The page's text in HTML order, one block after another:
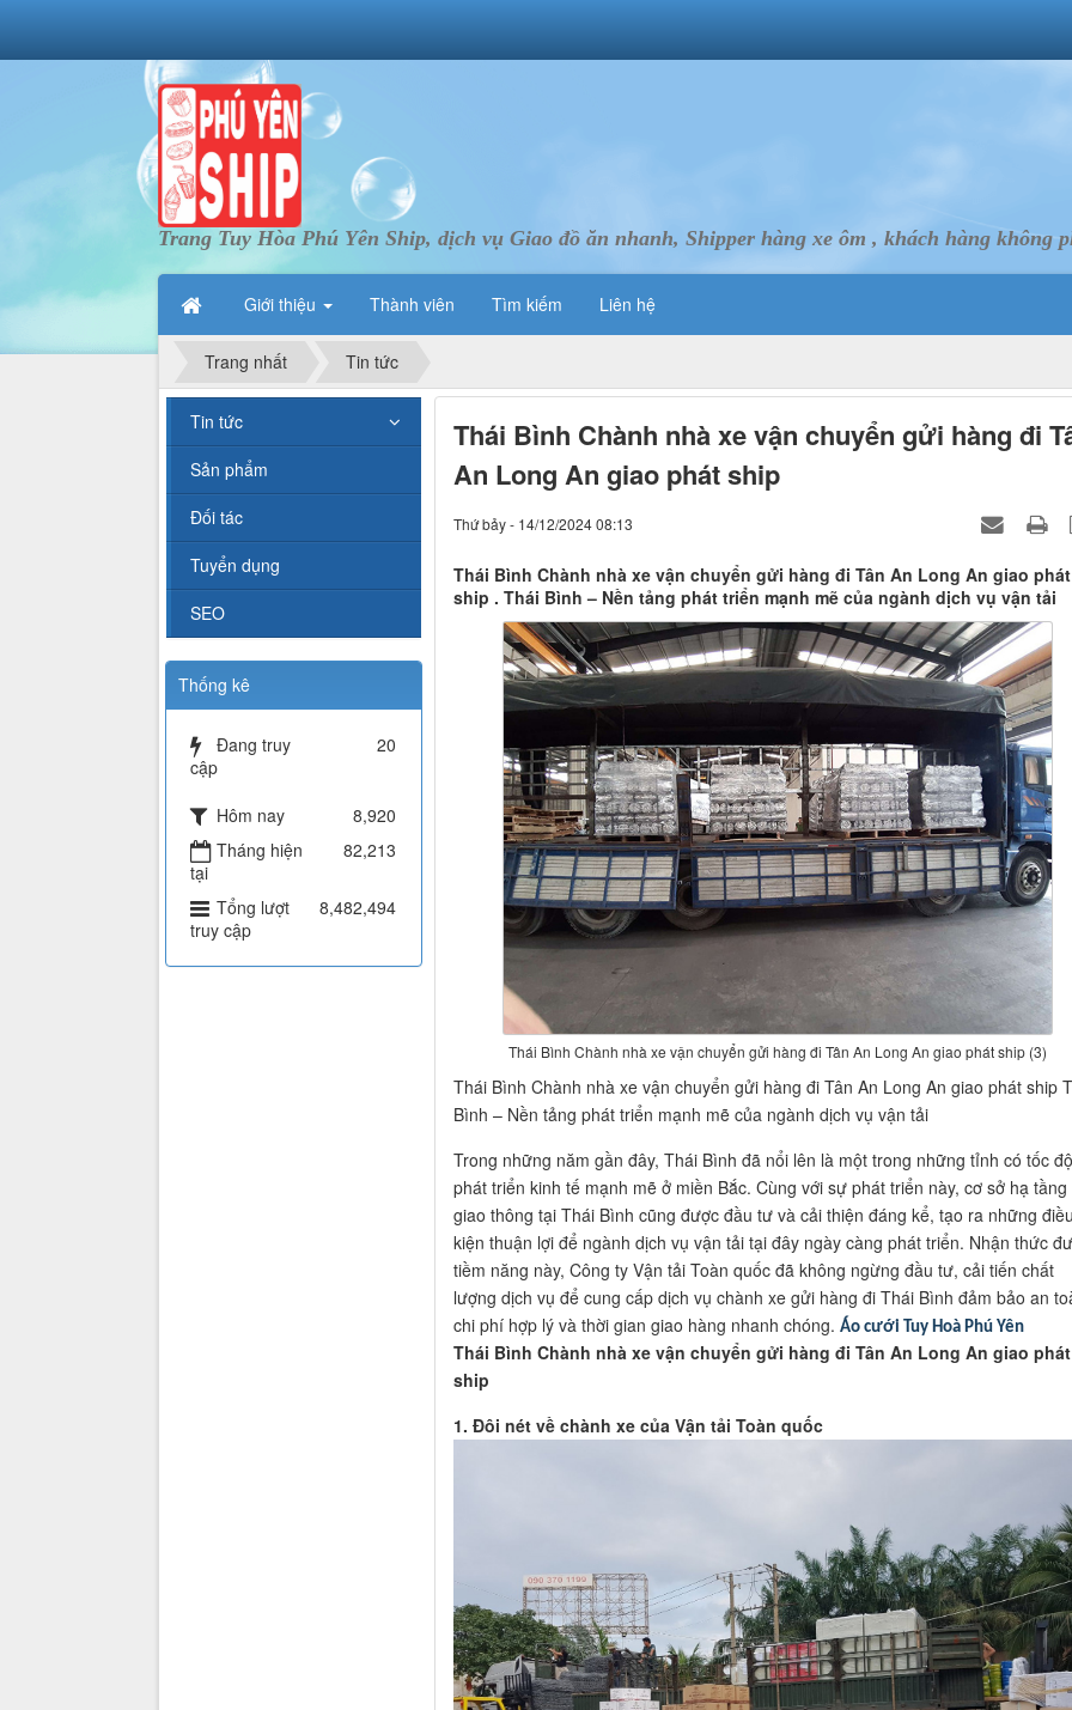
Trang Tuy Hòa Phú Yên Ship, dịch vụ Giao đồ ăn nhanh, Shipper hàng xe ôm , khách hàng không
Giới thiệu Thành viên Tìm kiếm Liên hệ
Trang nhất Tin tức
Thái Bình Chành nhà xe vận chuyển gửi hàng đi
An Long An giao phát ship
Thứ bảy - 14/12/2024 08:13
Thái Bình Chành nhà xe vận chuyển gửi hàng đi Tân An Long An giao phát
ship . Thái Bình – Nền tảng phát triển mạnh mẽ của ngành dịch vụ vận tải
Thái Bình Chành nhà xe vận chuyển gửi hàng đi Tân An Long An giao phát ship (3)
Thái Bình Chành nhà xe vận chuyển gửi hàng đi Tân An Long An giao phát ship
Bình – Nền tảng phát triển mạnh mẽ của ngành dịch vụ vận tải
Trong những năm gần đây, Thái Bình đã nổi lên là một trong những tỉnh có tốc độ
phát triển kinh tế mạnh mẽ ở miền Bắc. Cùng với sự phát triển này, cơ sở hạ tầng
giao thông tại Thái Bình cũng được đầu tư và cải thiện đáng kể, tạo ra những điều
kiện thuận lợi để ngành dịch vụ vận tải tại đây ngày càng phát triển. Nhận thức
tiềm năng này, Công ty Vận tải Toàn quốc đã không ngừng đầu tư, cải tiến chất
lượng dịch vụ để cung cấp dịch vụ chành xe gửi hàng đi Thái Bình đảm bảo an
chi phí hợp lý và thời gian giao hàng nhanh chóng. Áo cưới Tuy Hoà Phú Yên
Thái Bình Chành nhà xe vận chuyển gửi hàng đi Tân An Long An giao phát
ship
1. Đôi nét về chành xe của Vận tải Toàn quốc
Tin tức
Sản phẩm
Đối tác
Tuyển dụng
SEO
Thống kê
Đang truy
cập
20
Hôm nay
8,920
Tháng hiện
tại
82,213
Tổng lượt
truy cập
8,482,494